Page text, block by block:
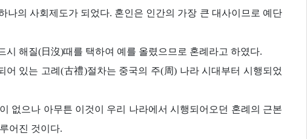
의 사회제도가 되었다. 혼인은 인간의 가장 큰 대사이므로 예단
해질(日沒)때를 택하여 예를 올렸으므로 혼례라고 하였다.
있는 고례(古禮)절차는 중국의 주(周) 나라 시대부터 시행되었
없으나 아무튼 이것이 우리 나라에서 시행되어오던 혼례의 근본
어진 것이다.